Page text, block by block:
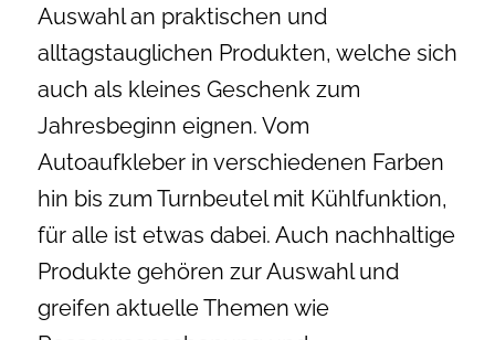
Auswahl an praktischen und
alltagstauglichen Produkten, welche sich
auch als kleines Geschenk zum
Jahresbeginn eignen. Vom
Autoaufkleber in verschiedenen Farben
hin bis zum Turnbeutel mit Kühlfunktion,
für alle ist etwas dabei. Auch nachhaltige
Produkte gehören zur Auswahl und
greifen aktuelle Themen wie